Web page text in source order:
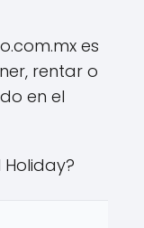
es
rentar o
en el